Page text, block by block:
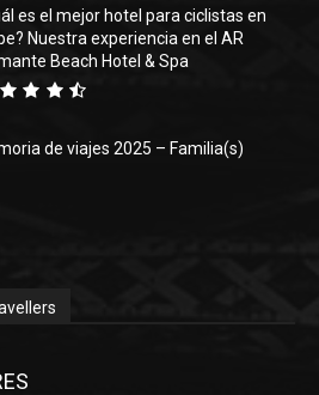
es el mejor hotel para ciclistas en
Nuestra experiencia en el AR
Beach Hotel & Spa
de viajes 2025 – Familia(s)